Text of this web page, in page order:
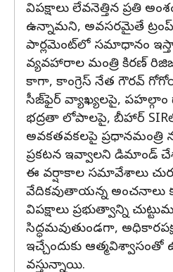
విపక్షాలు లేవనెత్తిన ప్రతి
ఉన్నామని, అవసరమైతే
పార్లమెంట్‌లో సమాధానం
వ్యవహారాల మంత్రి కిరణ్
కాగా, కాంగ్రెస్ నేత గౌరవ్
సీజ్‌ఫైర్ వ్యాఖ్యలపై,
భద్రతా లోపాలపై, బీహార్ SIRలో
అవకతవకలపై
ప్రకటన ఇవ్వాలని డిమాండ్
ఈ వర్షాకాల సమావేశాలు
వేదికవుతాయన్న అంచనాలు
విపక్షాలు ప్రభుత్వాన్ని
సిద్ధమవుతుండగా,
ఇచ్చేందుకు ఆత్మవిశ్వాసంతో
వస్తున్నాయి.